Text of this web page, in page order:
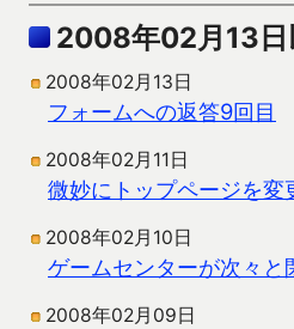
2008年02月13日
2008年02月13日
フォームへの返答9回目
2008年02月11日
微妙にトップページを変
2008年02月10日
ゲームセンターが次々と
2008年02月09日